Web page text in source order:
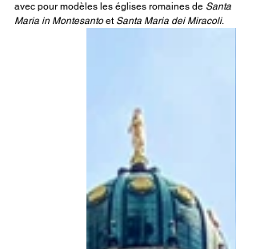
avec pour modèles les églises romaines de Santa
Maria in Montesanto et Santa Maria dei Miracoli.